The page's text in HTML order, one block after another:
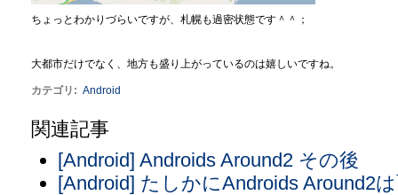
ちょっとわかりづらいですが、札幌も過密状態です＾＾；
大都市だけでなく、地方も盛り上がっているのは嬉しいですね。
カテゴリ : Android
関連記事
[Android] Androids Around2 その後
[Android] たしかにAndroids Around2